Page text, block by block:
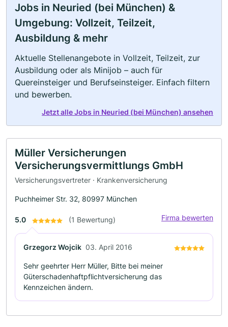
Jobs in Neuried (bei München) &
Umgebung: Vollzeit, Teilzeit,
Ausbildung & mehr
Aktuelle Stellenangebote in Vollzeit, Teilzeit, zur
Ausbildung oder als Minijob – auch für
Quereinsteiger und Berufseinsteiger. Einfach filtern
und bewerben.
Jetzt alle Jobs in Neuried (bei München) ansehen
Müller Versicherungen
Versicherungsvermittlungs GmbH
Versicherungsvertreter · Krankenversicherung
Puchheimer Str. 32, 80997 München
5.0 (1 Bewertung) Firma bewerten
Grzegorz Wojcik 03. April 2016
Sehr geehrter Herr Müller, Bitte bei meiner
Güterschadenhaftpflichtversicherung das
Kennzeichen ändern.